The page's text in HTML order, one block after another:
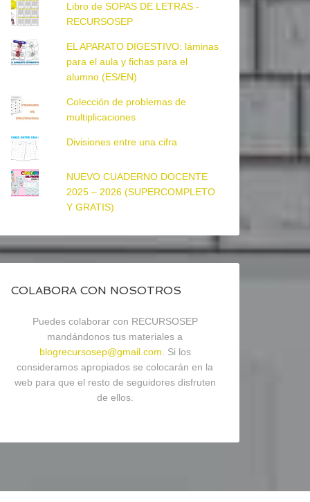
Libro de SOPAS DE LETRAS -
RECURSOSEP
EL APARATO DIGESTIVO: láminas
para el aula y fichas para el
alumno (ES/EN)
Colección de problemas de
multiplicaciones
Divisiones entre una cifra
NUEVO CUADERNO DOCENTE
2025 – 2026 (SUPERCOMPLETO
Y GRATIS)
COLABORA CON NOSOTROS
Puedes colaborar con RECURSOSEP
mandándonos tus materiales a
blogrecursosep@gmail.com . Si los
consideramos apropiados se colocarán en la
web para que el resto de seguidores disfruten
de ellos.